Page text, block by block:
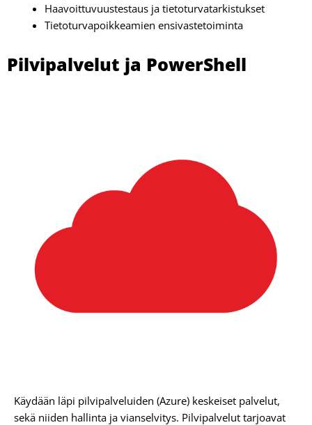
Haavoittuvuustestaus ja tietoturvatarkistukset
Tietoturvapoikkeamien ensivastetoiminta
Pilvipalvelut ja PowerShell
Käydään läpi pilvipalveluiden (Azure) keskeiset palvelut,
sekä niiden hallinta ja vianselvitys. Pilvipalvelut tarjoavat